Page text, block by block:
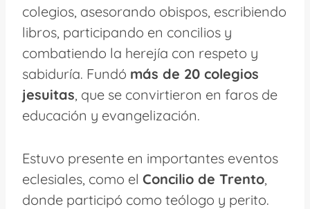
colegios, asesorando obispos, escribiendo
libros, participando en concilios y
combatiendo la herejía con respeto y
sabiduría. Fundó más de 20 colegios
jesuitas, que se convirtieron en faros de
educación y evangelización.
Estuvo presente en importantes eventos
eclesiales, como el Concilio de Trento,
donde participó como teólogo y perito.